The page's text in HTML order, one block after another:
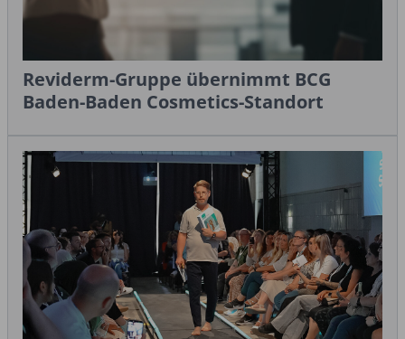
Reviderm-Gruppe übernimmt BCG
Baden-Baden Cosmetics-Standort